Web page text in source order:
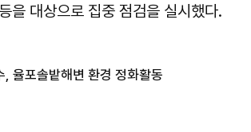
을 대상으로 집중 점검을 실시했다.
, 율포솔밭해변 환경 정화활동